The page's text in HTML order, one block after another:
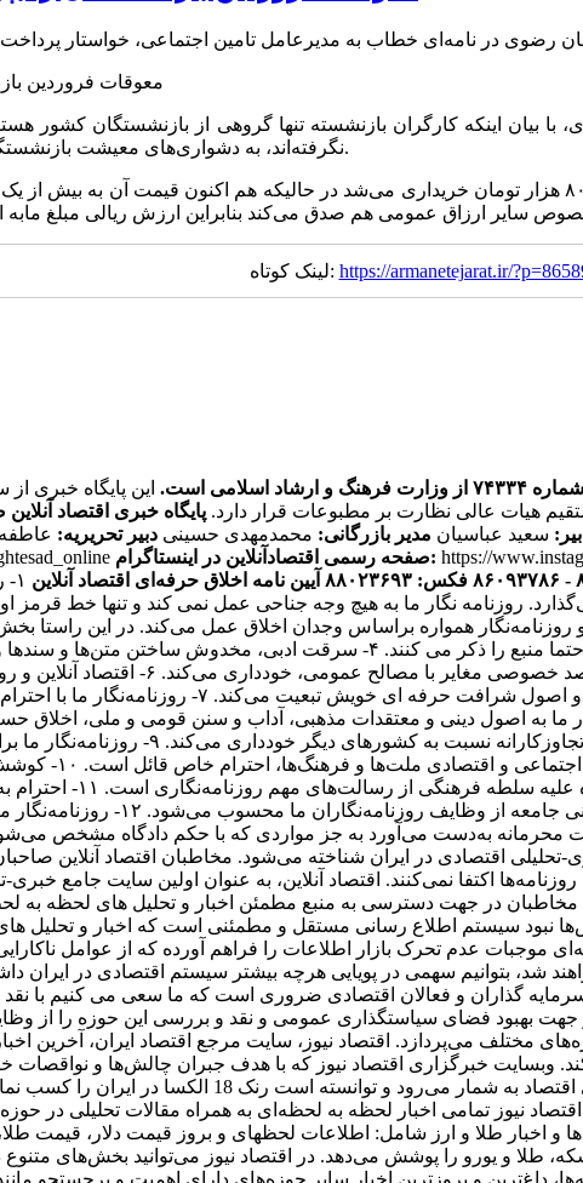
نگرفته‌اند، به دشواری‌های معیشت بازنشستگان و ضرورت پرداخت مطالبات اشاره شده است.
لینک کوتاه: https://armanetejarat.ir/
اسلامی است.
هیات عالی نظارت بر مطبوعات قرار دارد. پایگاه خبری اقتصاد آنلاین
سعید عباسیان مدیر بازرگانی: محمدمهدی حسینی دبیر تحریریه:
صفحه رسمی اقتصادآنلاین در اینستاگرام: https://
آیین نامه اخلاق حرفه‌ای اقتصاد آنلاین
روزنامه نگار ما به هیچ وجه جناحی عمل نمی کند و تنها
و روزنامه‌نگار همواره براساس وجدان اخلاق عمل می‌کند. در این راستا
هستند. ۳- روزنامه‌نگاران اقتصاد آنلاین اگر اخباری را از منبعی دیگر منتشر کنند، حتما منبع
مطرود است. ۵- روزنامه‌نگار ما از پذیرش هرگونه
انتشار مطالب یا تغییر محتویات آنها، خودداری کرده و از
اصول شرافت حرفه‌ای خویشتن تبعیت می‌کند. ۸- روزنامه‌نگار ما به اصول دینی و معتقدات مذهبی، آداب و
تبعیض خصومت آمیز در این زمینه‌ها و همچنین
عدالت‌طلبی،
گسترش وسایل و ادوات کشتار
از توهین، تهمت و افتراء نسبت به اشخاص و
محرمانه به‌دست می‌آورد به جز مواردی که با حکم دادگاه مشخص
وب‌سایت خبری-تحلیلی اقتصادی در ایران شناخته می‌شود. مخاطبان اقتصاد
مخاطبان در جهت دسترسی به منبع مطمئن اخبار و تحلیل های لحظه به
نبود سیستم اطلاع رسانی مستقل و مطمئنی است که اخبار و تحلیل
موجبات عدم تحرک بازار اطلاعات را فراهم آورده که از عوامل
بتوانیم سهمی در پویایی هرچه بیشتر سیستم اقتصادی در ایران
گذاران و فعالان اقتصادی ضروری است که ما سعی می کنیم با
جهت بهبود فضای سیاستگذاری عمومی و نقد و بررسی این حوزه را از
مختلف می‌پردازد. اقتصاد نیوز، سایت مرجع اقتصاد ایران، آخرین
خبرگزاری اقتصاد نیوز که با هدف جبران چالش‌ها و نواقصات
عرضه ظهور شده است، یکی از پربازدید ترین وبسایت‌های خبری در
نیوز تمامی اخبار لحظه به لحظه‌ای به همراه مقالات تحلیلی در
و اخبار طلا و ارز شامل: اطلاعات لحظهای و بروز قیمت دلار،
طلا و یورو را پوشش می‌دهد. در اقتصاد نیوز می‌توانید بخش‌های